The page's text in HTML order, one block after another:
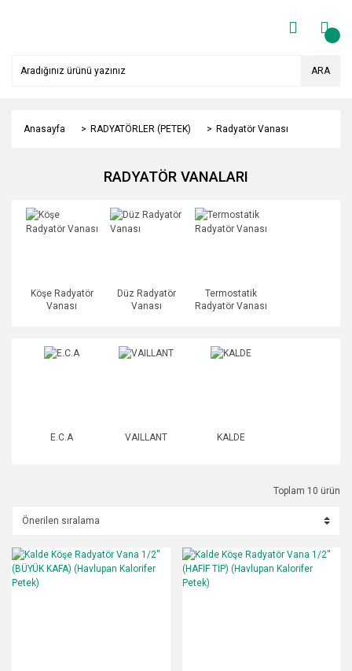
ARA
Anasayfa RADYATÖRLER (PETEK) Radyatör Vanası
RADYATÖR VANALARI
Köşe Radyatör
Vanası
Düz Radyatör
Vanası
Termostatik
Radyatör Vanası
E.C.A VAILLANT KALDE
Toplam 10 ürün